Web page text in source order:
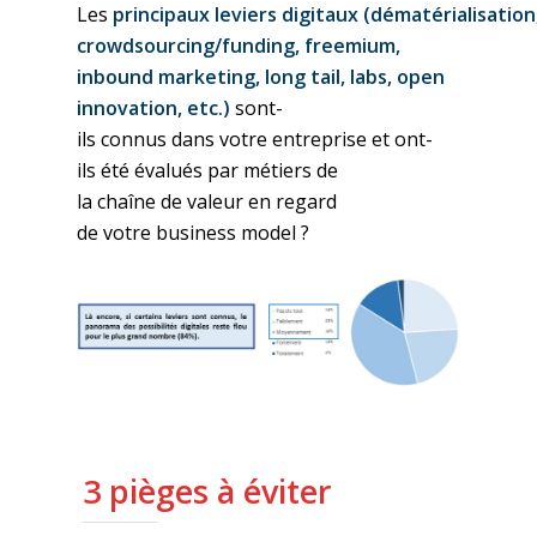
Les principaux leviers digitaux (dématérialisation
crowdsourcing/funding, freemium,
inbound marketing, long tail, labs, open
innovation, etc.) sont-
ils connus dansvotre entreprise etont-
ils été évalués par métiers de
lachaîne devaleuren regard
devotre business model ?
3 pièges à éviter